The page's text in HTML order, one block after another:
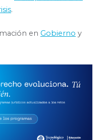
.
en Gobierno y